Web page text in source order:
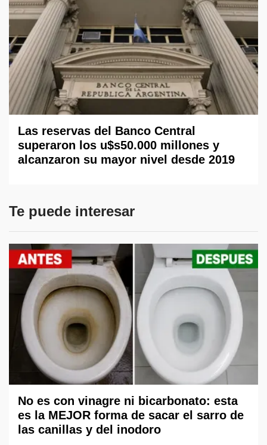
Las reservas del Banco Central
superaron los u$s50.000 millones y
alcanzaron su mayor nivel desde 2019
Te puede interesar
No es con vinagre ni bicarbonato: esta
es la MEJOR forma de sacar el sarro de
las canillas y del inodoro